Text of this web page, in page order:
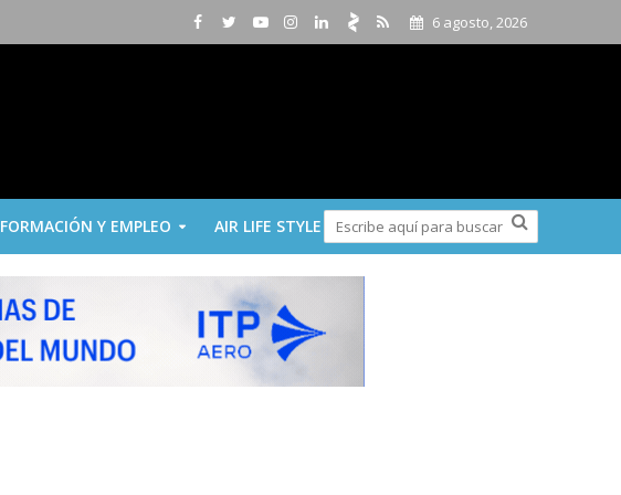
6 agosto, 2026
FORMACIÓN Y EMPLEO AIR LIFE STYLE